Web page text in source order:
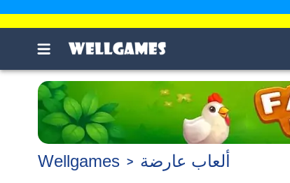
Wellgames ألعاب عارضة